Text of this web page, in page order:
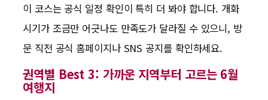
이 코스는 공식 일정 확인이 특히 더 봐야 합니다. 개화
시기가 조금만 어긋나도 만족도가 달라질 수 있으니, 방
문 직전 공식 홈페이지나 SNS 공지를 확인하세요.
권역별 Best 3: 가까운 지역부터 고르는 6월
여행지